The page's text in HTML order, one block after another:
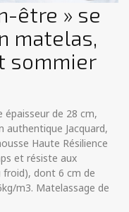
être » se
matelas,
sommier
épaisseur de 28 cm,
authentique Jacquard,
Haute Résilience
et résiste aux
froid), dont 6 cm de
m3. Matelassage de